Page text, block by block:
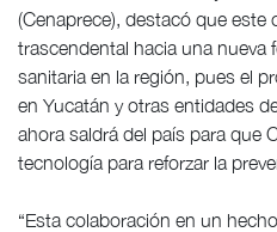
(Cenaprece), destacó que
trascendental hacia una nueva
sanitaria en la región, pues el
en Yucatán y otras entidades
ahora saldrá del país para que
tecnología para reforzar la
“Esta colaboración en un